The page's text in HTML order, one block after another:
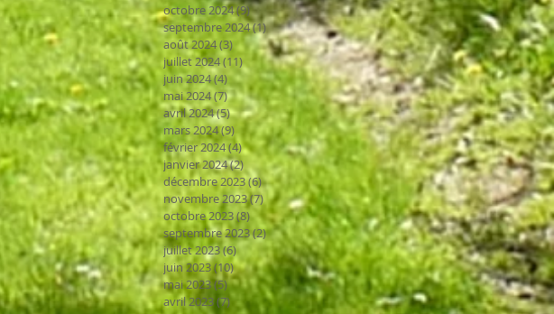
octobre 2024(9)9 posts
septembre 2024(1)1 post
août 2024(3) 3 posts
juillet 2024(11)11 posts
juin 2024(4)4 posts
mai 2024(7)7 posts
avril 2024(5)5 posts
mars 2024(9) 9 posts
février 2024(4)4 posts
janvier 2024(2) 2 posts
décembre 2023(6)6 posts
novembre 2023(7)7 posts
octobre 2023(8)8 posts
septembre 2023(2)2 posts
juillet 2023(6)6 posts
juin 2023(10)10 posts
mai 2023(5)5 posts
avril 2023(7)7 posts